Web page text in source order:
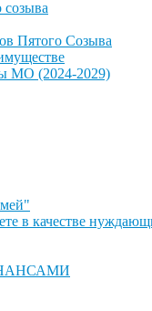
созыва
Пятого Созыва
МО (2024-2029)
в качестве